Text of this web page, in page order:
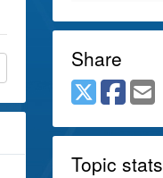
Share
Topic stats